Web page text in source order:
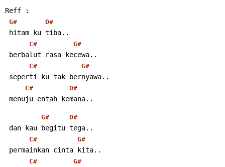
Reff :
G# D#
hitam ku tiba..
C# G#
berbalut rasa kecewa..
C# G#
seperti ku tak bernyawa..
C# D#
menuju entah kemana..
G# D#
dan kau begitu tega..
C# G#
permainkan cinta kita..
C# G#